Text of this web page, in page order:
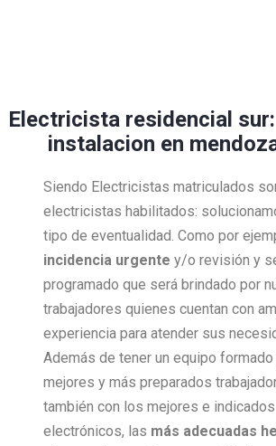
Electricista residencial
instalacion en
Siendo Electricistas matriculados
electricistas habilitados:
tipo de eventualidad. Como por
incidencia urgente y/o revisión y
programado que será brindado por
trabajadores quienes cuentan con
experiencia para atender sus
Además de tener un equipo
mejores y más preparados
también con los mejores e
electrónicos, las más adecuadas